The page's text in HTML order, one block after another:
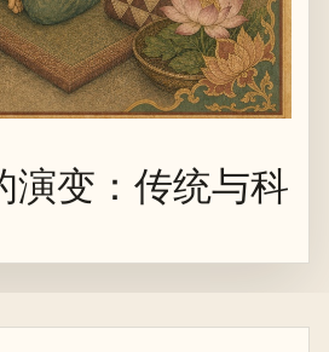
演变：传统与科